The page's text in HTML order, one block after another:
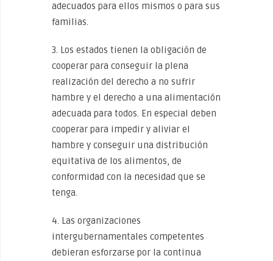
adecuados para ellos mismos o para sus
familias.
3. Los estados tienen la obligación de
cooperar para conseguir la plena
realización del derecho a no sufrir
hambre y el derecho a una alimentación
adecuada para todos. En especial deben
cooperar para impedir y aliviar el
hambre y conseguir una distribución
equitativa de los alimentos, de
conformidad con la necesidad que se
tenga.
4. Las organizaciones
intergubernamentales competentes
debieran esforzarse por la continua